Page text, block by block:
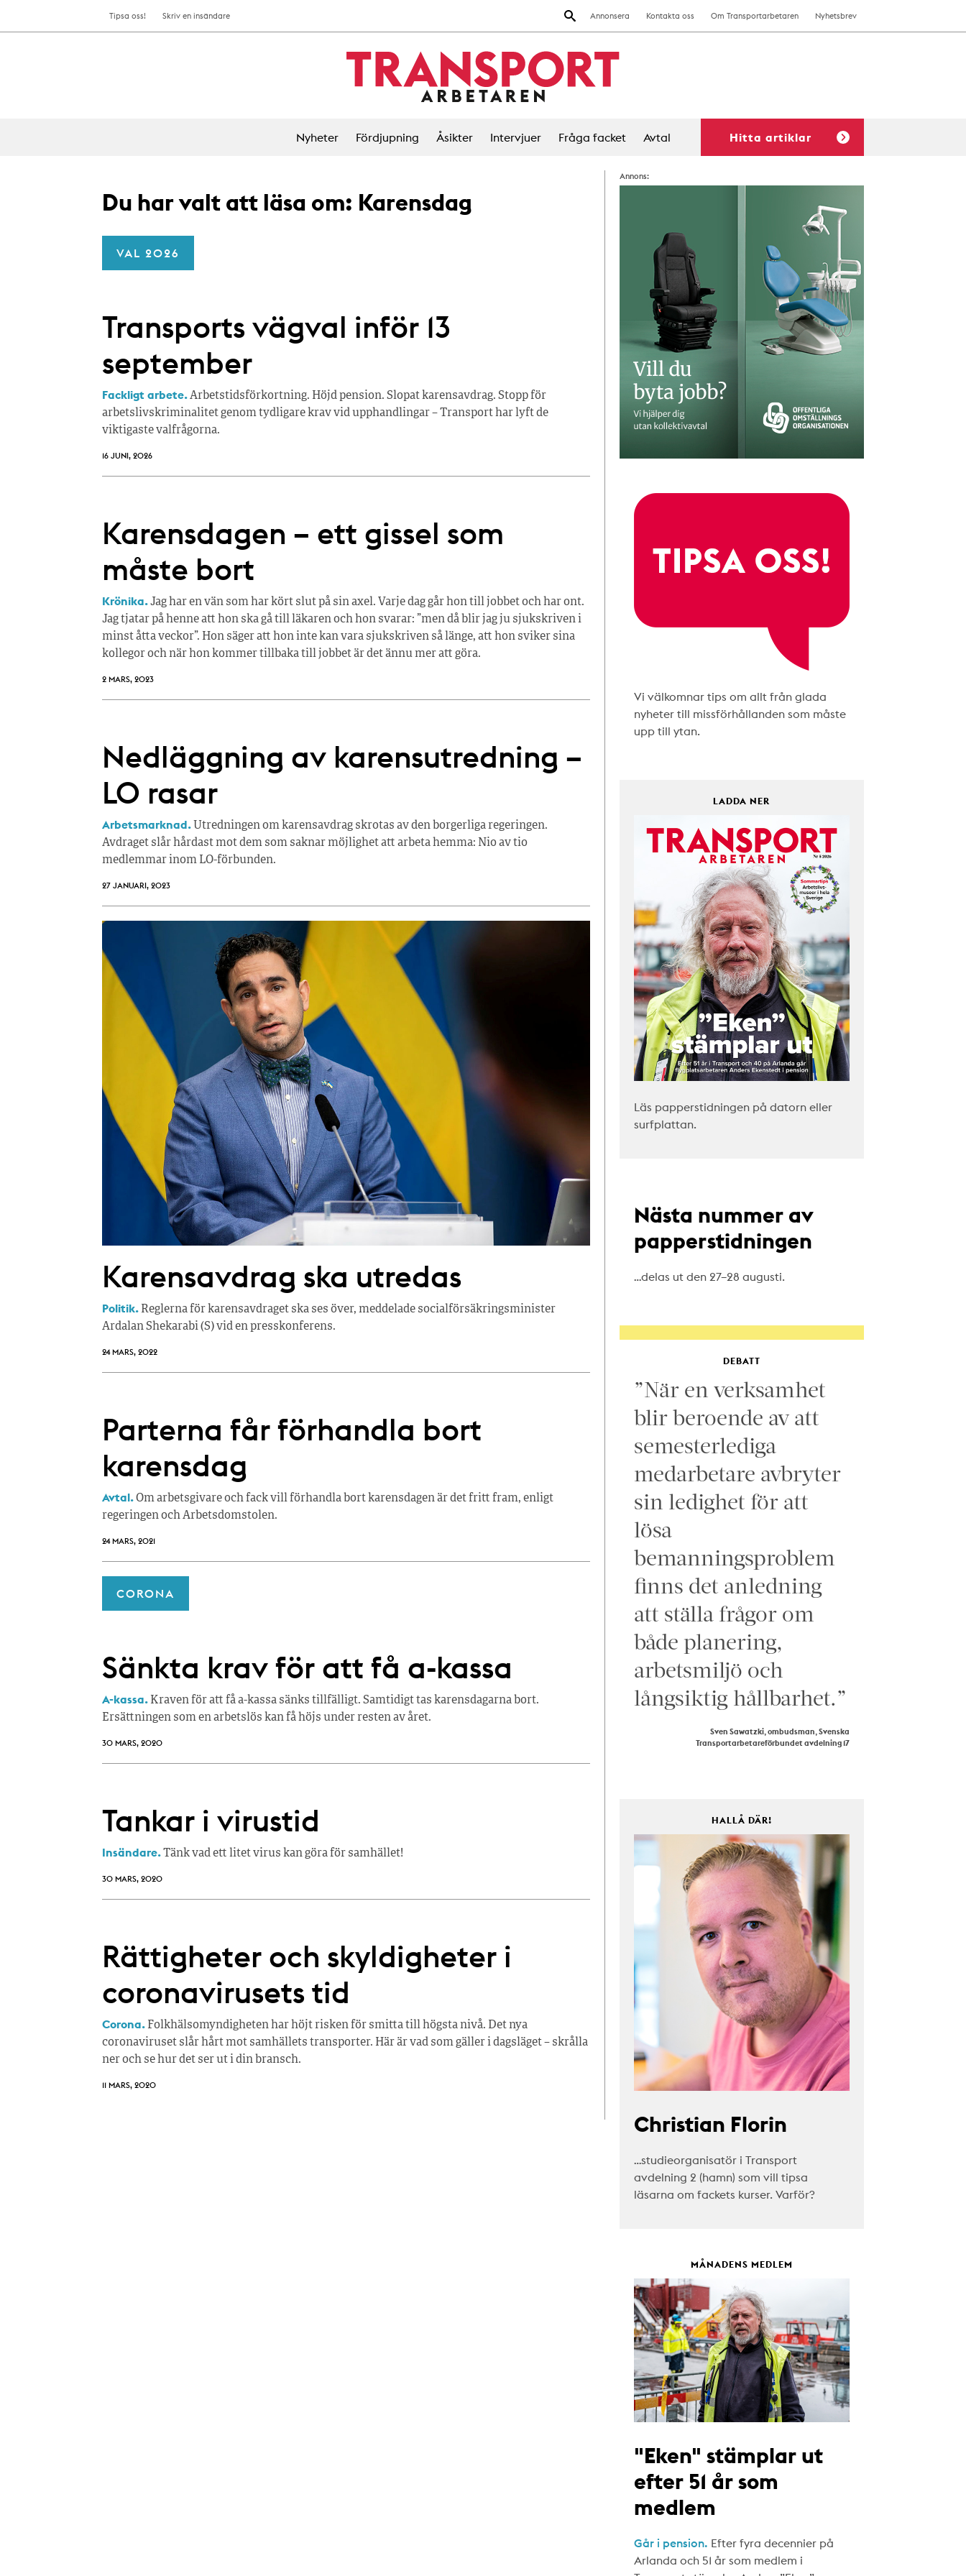
Annonsera Kontakta oss Om Transportarbetaren Nyhetsbrev
Tipsa oss! Skriv en insändare
Nyheter Fördjupning Åsikter Intervjuer Fråga facket Avtal Hitta artiklar
Du har valt att läsa om: Karensdag
VAL 2026
Transports vägval inför 13
september
Fackligt arbete.Arbetstidsförkortning. Höjd pension. Slopat karensavdrag. Stopp för
arbetslivskriminalitet genom tydligare krav vid upphandlingar – Transport har lyft de
viktigaste valfrågorna.
16 JUNI, 2026
Karensdagen – ett gissel som
måste bort
Krönika.Jag har en vän som har kört slut på sin axel. Varje dag går hon till jobbet och har ont.
Jag tjatar på henne att hon ska gå till läkaren och hon svarar: ”men då blir jag ju sjukskriven i
minst åtta veckor”. Hon säger att hon inte kan vara sjukskriven så länge, att hon sviker sina
kollegor och när hon kommer tillbaka till jobbet är det ännu mer att göra.
2 MARS, 2023
Nedläggning av karensutredning –
LO rasar
Arbetsmarknad. Utredningen om karensavdrag skrotas av den borgerliga regeringen.
Avdraget slår hårdast mot dem som saknar möjlighet att arbeta hemma: Nio av tio
medlemmar inom LO-förbunden.
27 JANUARI, 2023
Karensavdrag ska utredas
Politik. Reglerna för karensavdraget ska ses över, meddelade socialförsäkringsminister
Ardalan Shekarabi (S) vid en presskonferens.
24 MARS, 2022
Parterna får förhandla bort
karensdag
Avtal.Om arbetsgivare och fack vill förhandla bort karensdagen är det fritt fram, enligt
regeringen och Arbetsdomstolen.
24 MARS, 2021
CORONA
Sänkta krav för att få a-kassa
A-kassa. Kraven för att få a-kassa sänks tillfälligt. Samtidigt tas karensdagarna bort.
Ersättningen som en arbetslös kan få höjs under resten av året.
30 MARS, 2020
Tankar i virustid
Insändare.Tänk vad ett litet virus kan göra för samhället!
30 MARS, 2020
Rättigheter och skyldigheter i
coronavirusets tid
Corona. Folkhälsomyndigheten har höjt risken för smitta till högsta nivå. Det nya
coronaviruset slår hårt mot samhällets transporter. Här är vad som gäller i dagsläget – skrålla
ner och se hur det ser ut i din bransch.
11 MARS, 2020
Annons:
Vi välkomnar tips om allt från glada
nyheter till missförhållanden som måste
upp till ytan.
LADDA NER
Läs papperstidningen på datorn eller
surfplattan.
Nästa nummer av
papperstidningen
…delas ut den 27–28 augusti.
DEBATT
”När en verksamhet
blir beroende av att
semesterlediga
medarbetare avbryter
sin ledighet för att
lösa
bemanningsproblem
finns det anledning
att ställa frågor om
både planering,
arbetsmiljö och
långsiktig hållbarhet.”
Sven Sawatzki, ombudsman, Svenska
Transportarbetareförbundet avdelning 17
HALLÅ DÄR!
Christian Florin
…studieorganisatör i Transport
avdelning 2 (hamn) som vill tipsa
läsarna om fackets kurser. Varför?
MÅNADENS MEDLEM
"Eken" stämplar ut
efter 51 år som
medlem
Går i pension. Efter fyra decennier på
Arlanda och 51 år som medlem i